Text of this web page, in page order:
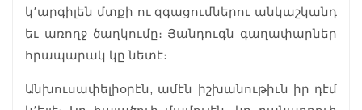
կ՚արգիլեն մտքի ու զգացումներու անկաշկանդ
եւ առողջ ծաղկումը։ Յանդուգն գաղափարներ
հրապարակ կը նետէ։
Անխուսափելիօրէն, ամէն իշխանութիւն իր դէմ